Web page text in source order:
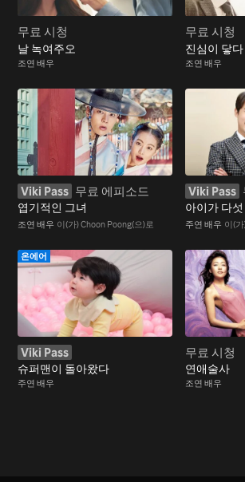
무료 시청
날 녹여주오
조연 배우
무료 시청
진심이 닿다
조연 배우
Viki Pass 무료 에피소드
엽기적인 그녀
조연 배우 이(가) Choon Poong(으)로
Viki Pass
아이가 다섯
주연 배우 이(
온에어
Viki Pass
슈퍼맨이 돌아왔다
주연 배우
무료 시청
연애술사
조연 배우